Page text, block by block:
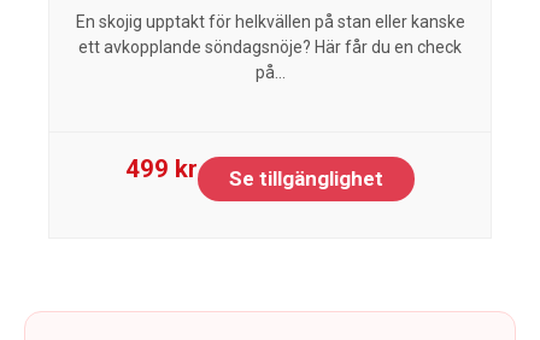
En skojig upptakt för helkvällen på stan eller kanske
ett avkopplande söndagsnöje? Här får du en check
på...
499 kr Se tillgänglighet